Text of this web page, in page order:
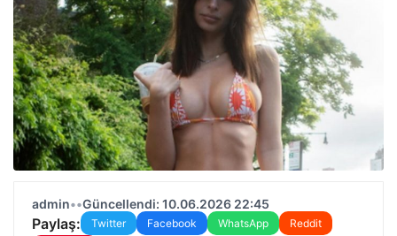
admin••Güncellendi: 10.06.2026 22:45
Paylaş: Twitter Facebook WhatsApp
Reddit